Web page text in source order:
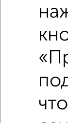
Средняя цена
Это
Средняя цена
Похожие
2‑комнатные